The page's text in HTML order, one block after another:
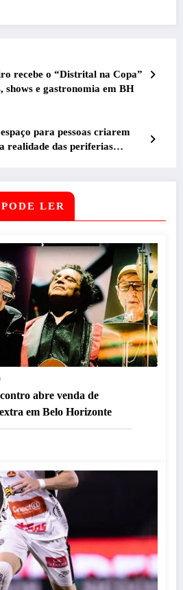
recebe o “Distrital na Copa”
shows e gastronomia em BH
para pessoas criarem
realidade das periferias
LER
abre venda de
em Belo Horizonte